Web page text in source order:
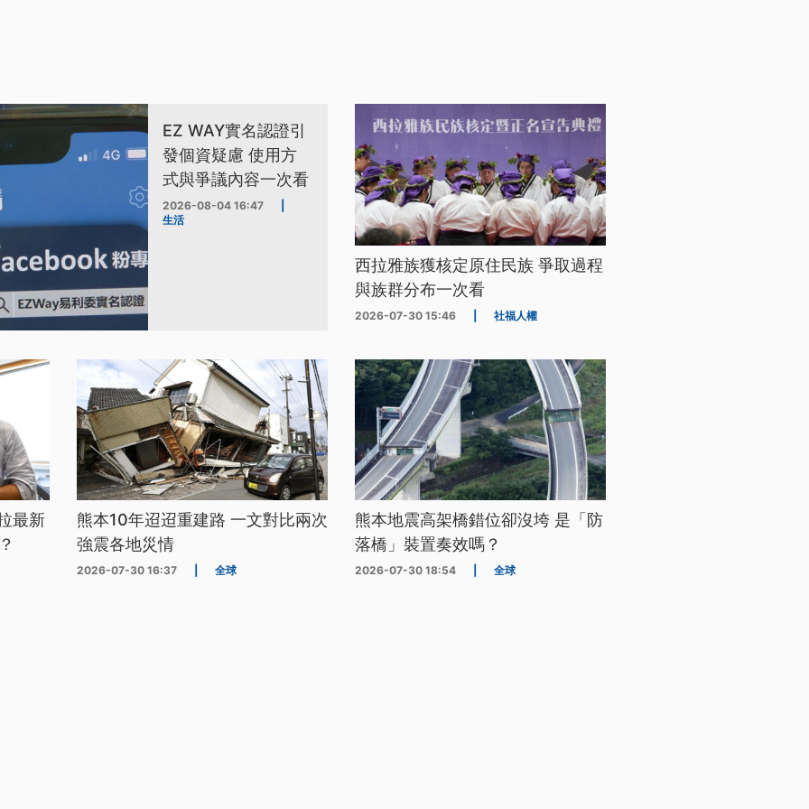
EZ WAY實名認證引
發個資疑慮 使用方
式與爭議內容一次看
2026-08-04 16:47
生活
西拉雅族獲核定原住民族 爭取過程
與族群分布一次看
2026-07-30 15:46 社福人權
最新
熊本10年迢迢重建路 一文對比兩次
強震各地災情
2026-07-30 16:37 全球
熊本地震高架橋錯位卻沒垮 是「防
落橋」裝置奏效嗎？
2026-07-30 18:54 全球